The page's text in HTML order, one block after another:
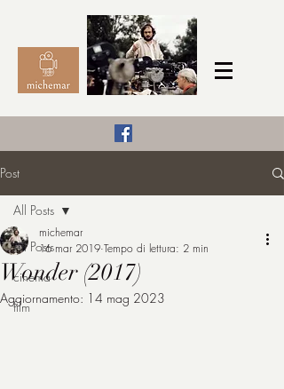
michemar
Post
All Posts
cinema
film
All Posts
Wonder (2017)
michemar
16 mar 2019 Tempo di lettura: 2 min
Aggiornamento: 14 mag 2023